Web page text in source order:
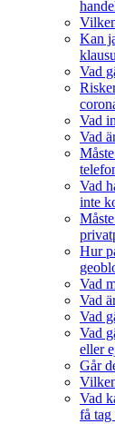
Kan
Vad
Vad
Vad
Vad
inte
Hur
Vad
Vad
Vad
Vad
eller
Går
Vad
få tag